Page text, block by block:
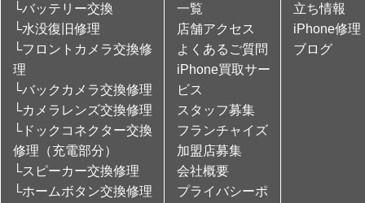
└バッテリー交換
└水没復旧修理
└フロントカメラ交換修
理
└バックカメラ交換修理
└カメラレンズ交換修理
└ドックコネクター交換
修理（充電部分）
└スピーカー交換修理
└ホームボタン交換修理
一覧
店舗アクセス
よくあるご質問
iPhone買取サー
ビス
スタッフ募集
フランチャイズ
加盟店募集
会社概要
プライバシーポ
立ち情報
iPhone修理
ブログ